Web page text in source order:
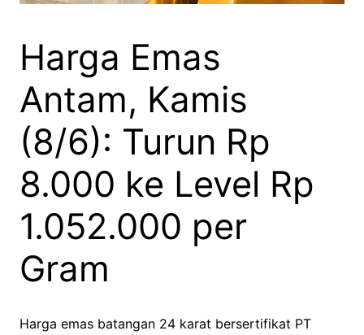
Harga Emas
Antam, Kamis
(8/6): Turun Rp
8.000 ke Level Rp
1.052.000 per
Gram
Harga emas batangan 24 karat bersertifikat PT